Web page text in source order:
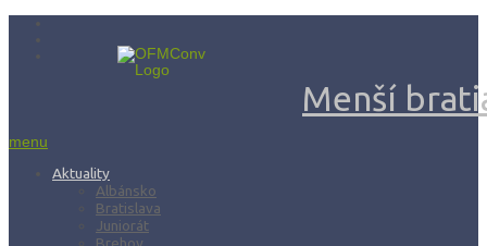
Menší
menu
Aktuality
Albánsko
Bratislava
Juniorát